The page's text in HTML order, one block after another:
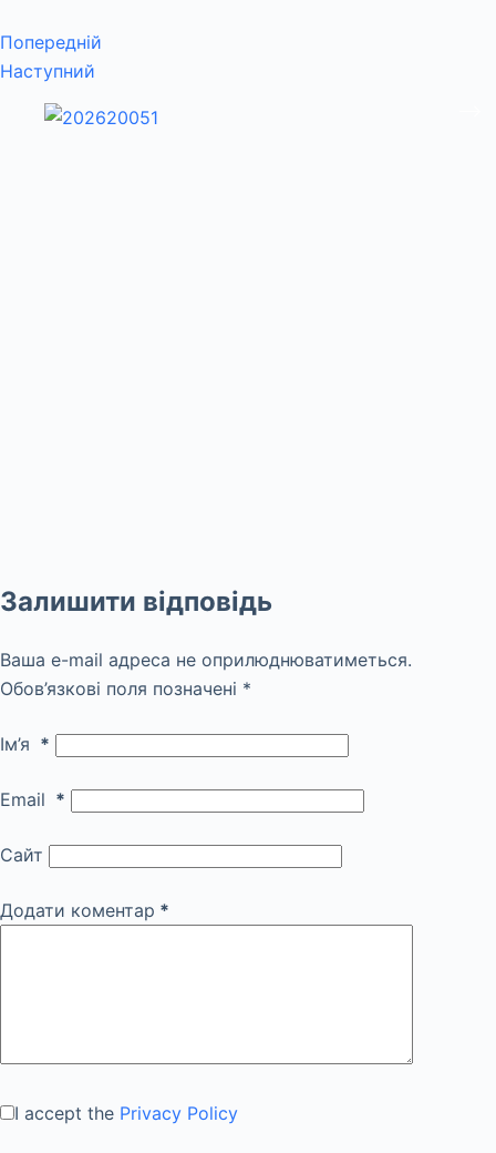
Попередній
Наступний
Залишити відповідь
Ваша e-mail адреса не оприлюднюватиметься.
Обов’язкові поля позначені *
Ім’я *
Email *
Сайт
Додати коментар *
I accept the Privacy Policy